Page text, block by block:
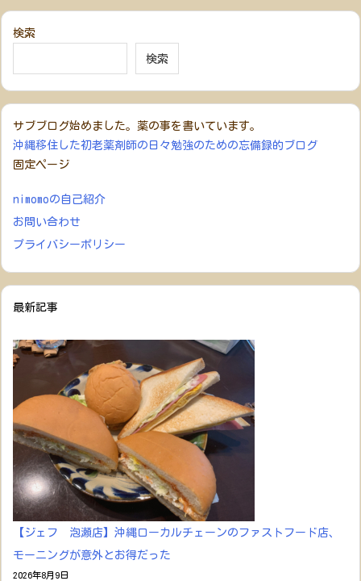
検索
検索
サブブログ始めました。薬の事を書いています。
沖縄移住した初老薬剤師の日々勉強のための忘備録的ブログ
固定ページ
nimomoの自己紹介
お問い合わせ
プライバシーポリシー
最新記事
【ジェフ 泡瀬店】沖縄ローカルチェーンのファストフード店、
モーニングが意外とお得だった
2026年8月9日